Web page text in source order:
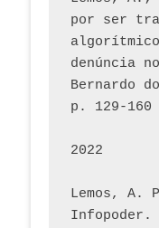
por ser
denúncia
Bernardo
p. 129-
2022
Lemos, A.